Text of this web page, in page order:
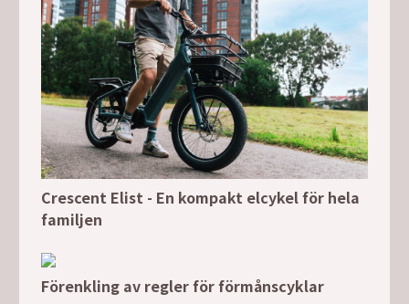
Crescent Elist - En kompakt elcykel för hela
familjen
Förenkling av regler för förmånscyklar